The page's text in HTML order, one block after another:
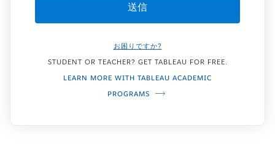
お困りですか?
STUDENT OR TEACHER? GET TABLEAU FOR FREE.
LEARN MORE WITH TABLEAU ACADEMIC
PROGRAMS